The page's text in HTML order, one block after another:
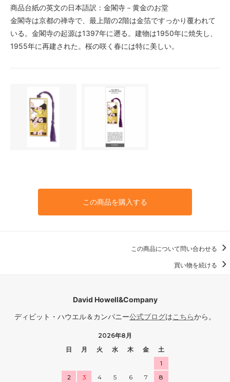
商品台紙の英文の日本語訳：金閣寺－黄金のお堂
金閣寺は京都の禅寺で、最上階の2階は金箔ですっかり覆われて
いる。金閣寺の起源は1397年に遡る。建物は1950年に焼失し、
1955年に再建された。桜の咲く春には特に美しい。
この商品を購入する
この商品について問い合わせる
買い物を続ける
David Howell&Company
ディビット・ハウエル＆カンパニー公式ブログはこちらから。
2026年8月
日
月 火 水 木 金
土
1
2
3 4 5 6 7
8